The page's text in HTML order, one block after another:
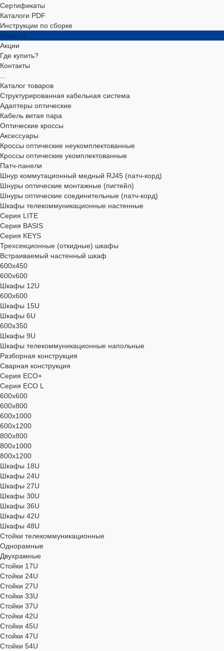
Сертификаты
Каталоги PDF
Инструкции по сборке
Новости
Акции
Где купить?
Контакты
Каталог товаров
Структурированная кабельная система
Адаптеры оптические
Кабель витая пара
Оптические кроссы
Аксессуары
Кроссы оптические неукомплектованные
Кроссы оптические укомплектованные
Патч-панели
Шнур коммутационный медный RJ45 (патч-корд)
Шнуры оптические монтажные (пигтейл)
Шнуры оптические соединительные (патч-корд)
Шкафы телекоммуникационные настенные
Cерия LITE
Cерия BASIS
Cерия KEYS
Трехсекционные (откидные) шкафы
Встраиваемый настенный шкаф
600x450
600x600
Шкафы 12U
600x600
Шкафы 15U
Шкафы 6U
600x350
Шкафы 9U
Шкафы телекоммуникационные напольные
Разборная конструкция
Сварная конструкция
Серия ECO+
Серия ECO L
600x600
600x800
600х1000
600х1200
800x800
800х1000
800х1200
Шкафы 18U
Шкафы 24U
Шкафы 27U
Шкафы 30U
Шкафы 36U
Шкафы 42U
Шкафы 48U
Стойки телекоммуникационные
Однорамные
Двухрамные
Стойки 17U
Стойки 24U
Стойки 27U
Стойки 33U
Стойки 37U
Стойки 42U
Стойки 45U
Стойки 47U
Стойки 54U